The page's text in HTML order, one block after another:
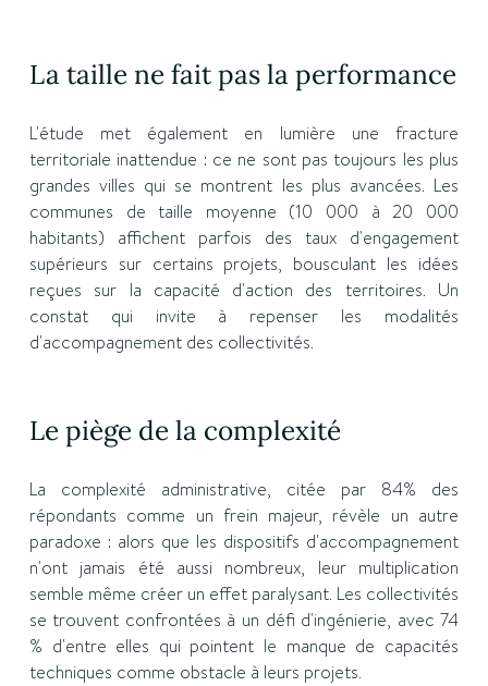
La taille ne fait pas la performance
L'étude met également en lumière une fracture
territoriale inattendue : ce ne sont pas toujours les plus
grandes villes qui se montrent les plus avancées. Les
communes de taille moyenne (10 000 à 20 000
habitants) affichent parfois des taux d'engagement
supérieurs sur certains projets, bousculant les idées
reçues sur la capacité d'action des territoires. Un
constat qui invite à repenser les modalités
d'accompagnement des collectivités.
Le piège de la complexité
La complexité administrative, citée par 84% des
répondants comme un frein majeur, révèle un autre
paradoxe : alors que les dispositifs d'accompagnement
n'ont jamais été aussi nombreux, leur multiplication
semble même créer un effet paralysant. Les collectivités
se trouvent confrontées à un défi d'ingénierie, avec 74
% d'entre elles qui pointent le manque de capacités
techniques comme obstacle à leurs projets.